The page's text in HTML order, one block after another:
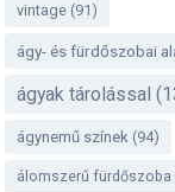
vintage(91)
ágy- és fürdőszobai
ágyak tárolással
ágynemű színek(94)
álomszerű fürdőszoba